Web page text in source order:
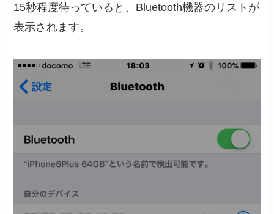
15秒程度待っていると、Bluetooth機器のリストが
表示されます。